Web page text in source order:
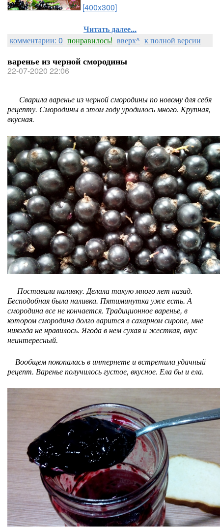
[400x300]
Читать далее...
комментарии: 0 понравилось! вверх^ к полной версии
варенье из черной смородины
22-07-2020 22:06
Сварила варенье из черной смородины по новому для себя
рецепту. Смородины в этом году уродилось много. Крупная,
вкусная.
Поставили наливку. Делала такую много лет назад.
Бесподобная была наливка. Пятиминутка уже есть. А
смородина все не кончается. Традиционное варенье, в
котором смородина долго варится в сахарном сиропе, мне
никогда не нравилось. Ягода в нем сухая и жесткая, вкус
неинтересный.
Вообщем покопалась в интернете и встретила удачный
рецепт. Варенье получилось густое, вкусное. Ела бы и ела.